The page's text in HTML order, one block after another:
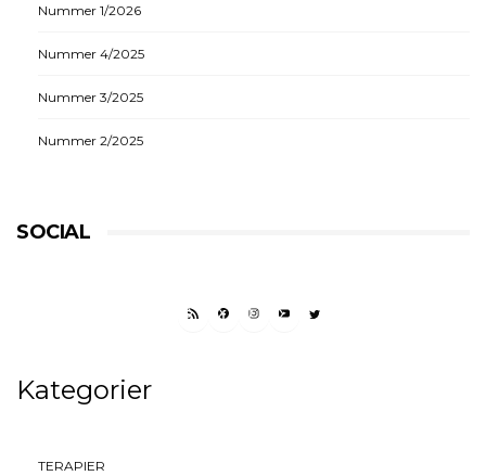
Nummer 1/2026
Nummer 4/2025
Nummer 3/2025
Nummer 2/2025
SOCIAL
RSS FEEDFACEBOOK
INSTAGRAM
YOUTUBETWITTER
Kategorier
TERAPIER